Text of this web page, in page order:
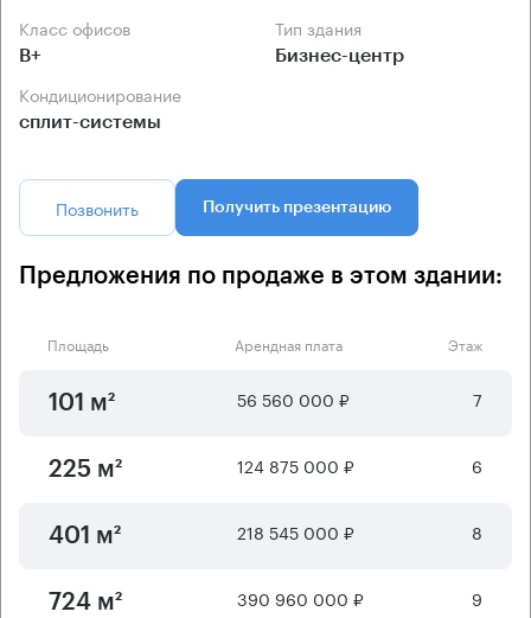
Класс офисов
B+
Тип здания
Бизнес-центр
Кондиционирование
сплит-системы
Позвонить Получить презентацию
Предложения по продаже в этом здании:
Площадь Арендная плата Этаж
101 м² 56 560 000 ₽ 7
225 м² 124 875 000 ₽ 6
401 м² 218 545 000 ₽ 8
724 м² 390 960 000 ₽ 9